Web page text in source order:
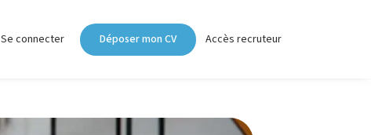
Se connecter Déposer mon CV Accès recruteur